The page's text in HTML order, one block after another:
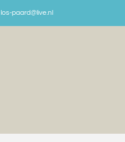
los-paard@live.nl